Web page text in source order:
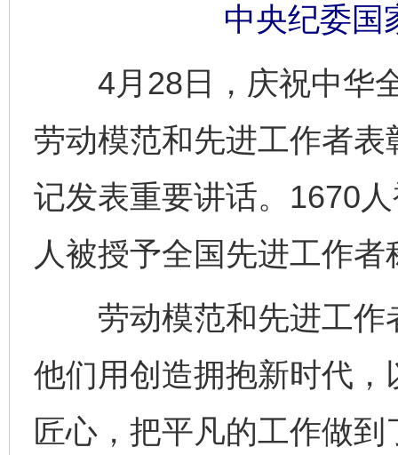
中央纪委国
4月28日，庆祝中华全
劳动模范和先进工作者
记发表重要讲话。1670
人被授予全国先进工作者
劳动模范和先进工作
他们用创造拥抱新时代
匠心，把平凡的工作做